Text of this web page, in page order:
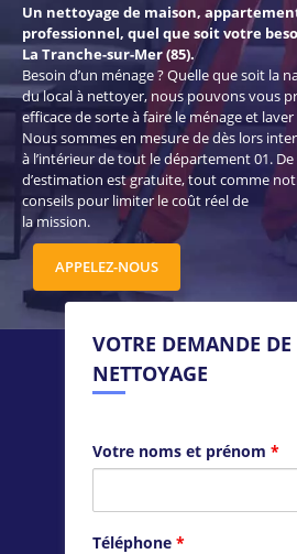
Un nettoyage de maison,
professionnel, quel que soit votre
La Tranche-sur-Mer (85).
Besoin d’un ménage ? Quelle que soit la
du local à nettoyer, nous pouvons vous
efficace de sorte à faire le ménage et
Nous sommes en mesure de dès lors
à l’intérieur de tout le département 01.
d’estimation est gratuite, tout comme
conseils pour limiter le coût réel de
la mission.
APPELEZ-NOUS
VOTRE DEMANDE DE
NETTOYAGE
Votre noms et prénom *
Téléphone *